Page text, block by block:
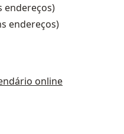
endereços)
endereços)
online